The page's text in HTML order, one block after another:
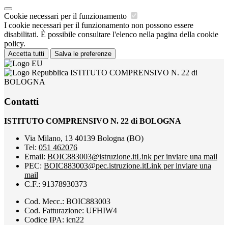
Cookie necessari per il funzionamento
I cookie necessari per il funzionamento non possono essere
disabilitati. È possibile consultare l'elenco nella pagina della cookie
policy.
Accetta tutti Salva le preferenze
ISTITUTO COMPRENSIVO N. 22 di
BOLOGNA
Contatti
ISTITUTO COMPRENSIVO N. 22 di BOLOGNA
Via Milano, 13 40139 Bologna (BO)
Tel: 051 462076
Email: BOIC883003@istruzione.itLink per inviare una mail
PEC: BOIC883003@pec.istruzione.itLink per inviare una
mail
C.F.: 91378930373
Cod. Mecc.: BOIC883003
Cod. Fatturazione: UFHIW4
Codice IPA: icn22